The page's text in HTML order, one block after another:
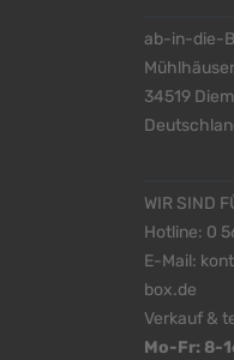
ab-in-die-
34519
WIR SIND
Hotline: 0
E-Mail:
box.de
Verkauf &
Mo-Fr: 8-